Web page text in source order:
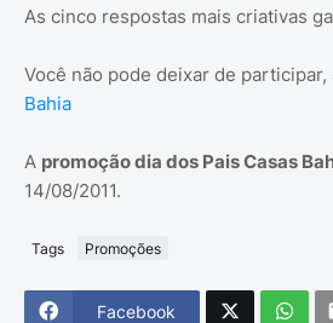
As cinco respostas mais criativas
Você não pode deixar de participar,
Bahia
A promoção dia dos Pais Casas
14/08/2011.
Tags Promoções
Facebook